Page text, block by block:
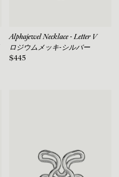
Alphajewel Necklace - Letter V
ロジウムメッキ-シルバー
$445